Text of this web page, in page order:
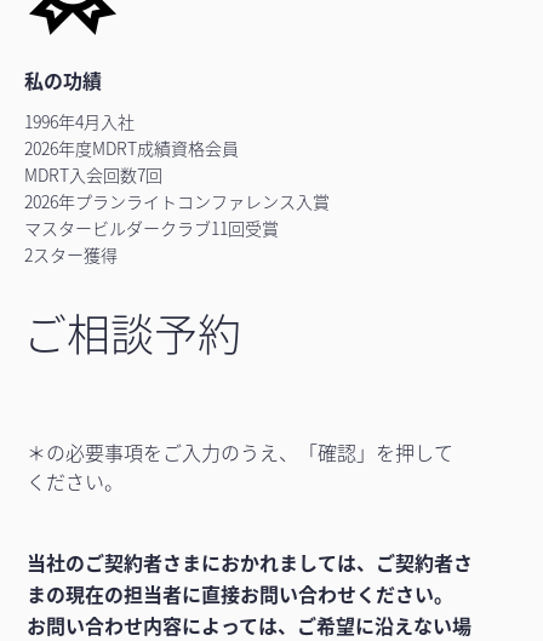
私の功績
1996年4月入社
2026年度MDRT成績資格会員
MDRT入会回数7回
2026年プランライトコンファレンス入賞
マスタービルダークラブ11回受賞
2スター獲得
ご相談予約
＊の必要事項をご入力のうえ、「確認」を押して
ください。
当社のご契約者さまにおかれましては、ご契約者さ
まの現在の担当者に直接お問い合わせください。
お問い合わせ内容によっては、ご希望に沿えない場